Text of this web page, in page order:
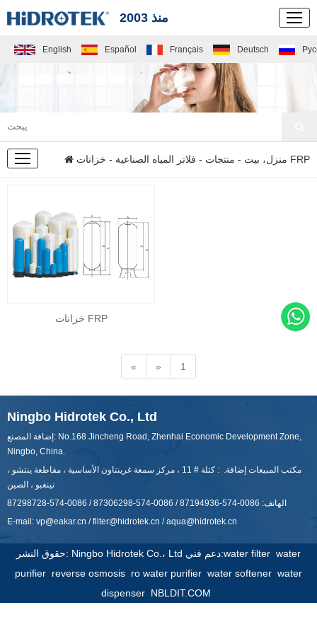
منذ 2003
English Español Français Deutsch
منتجات منزل، بيت - منتجات - فلاتر المياه الصناعية - خزانات FRP
خزانات FRP
« » 1
Ningbo Hidrotek Co., Ltd
إضافة المصنع: No.168 Jincheng Road, Zhenhai Economic Development Zone,
Ningbo, China.
مكتب المبيعات إضافة. : كتلة # 11 ، مركز سمعة غرينتاون الأساسية ، مقاطعة ينتشو ،
نينغبو ، الصين
الهاتف: 0086-574-87194936 / 0086-574-87306298 / 0086-574-87298728
E-mail: vp@eakar.cn /filter@hidrotek.cn /aqua@hidrotek.cn
حقوق النشر: Ningbo Hidrotek Co.، Ltd دعم فني:water filter water
purifier reverse osmosis ro water purifier water softener water
dispenser NBLDIT.COM